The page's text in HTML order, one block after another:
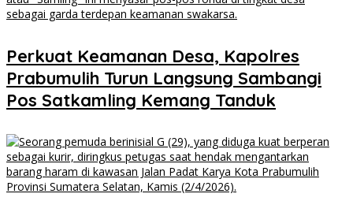
Perkuat Keamanan Desa, Kapolres
Prabumulih Turun Langsung Sambangi
Pos Satkamling Kemang Tanduk